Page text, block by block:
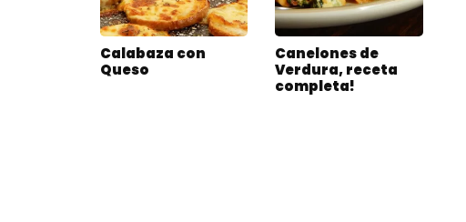
Calabaza con
Queso
Canelones de
Verdura, receta
completa!